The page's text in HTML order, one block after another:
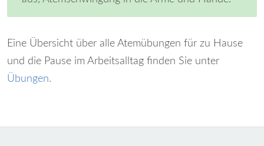
Eine Übersicht über alle Atemübungen für zu Hause
und die Pause im Arbeitsalltag finden Sie unter
Übungen.